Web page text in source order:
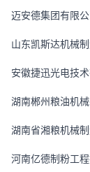
迈安德集团有限公
山东凯斯达机械
安徽捷迅光电技
湖南郴州粮油机械
湖南省湘粮机械
河南亿德制粉工